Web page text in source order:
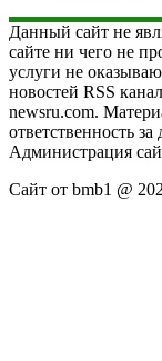
Данный сайт не
сайте ни чего не
услуги не
новостей RSS
newsru.com.
ответственность
Администрация
Сайт от bmb1 @